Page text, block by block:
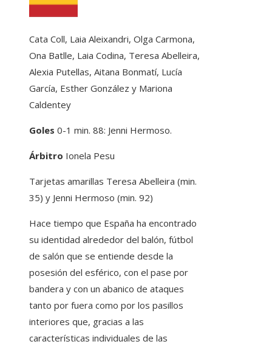
Cata Coll, Laia Aleixandri, Olga Carmona,
Ona Batlle, Laia Codina, Teresa Abelleira,
Alexia Putellas, Aitana Bonmatí, Lucía
García, Esther González y Mariona
Caldentey
Goles 0-1 min. 88: Jenni Hermoso.
Árbitro Ionela Pesu
Tarjetas amarillas Teresa Abelleira (min.
35) y Jenni Hermoso (min. 92)
Hace tiempo que España ha encontrado
su identidad alrededor del balón, fútbol
de salón que se entiende desde la
posesión del esférico, con el pase por
bandera y con un abanico de ataques
tanto por fuera como por los pasillos
interiores que, gracias a las
características individuales de las